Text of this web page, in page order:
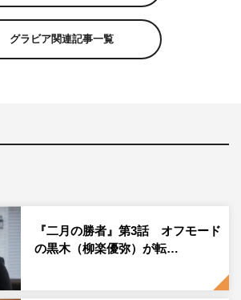
部以上の中学受験の実態をリアルに描
。主人公の最強で最悪なスーパー塾講
楽、井上、瀧内公美、今井隆文ら塾講
フから「10月31日は池田鉄洋さんの
、声がかかると池田は「忘れてたのか
堵のリアクション。実は、池田の誕生
、誕生日のお祝いをする予定だった
グラビア関連記事一覧
『二月の勝者』第3話 オフモード
の黒木（柳楽優弥）が転…